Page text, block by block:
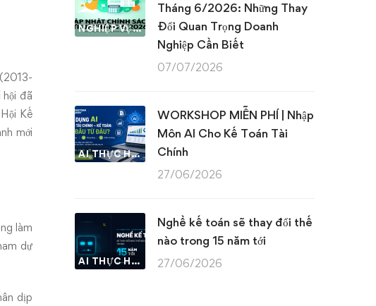
đã
Kế
mới
làm
dự
dịp
NGHIỆP VỤ KẾ TOÁN & THUẾ
Tháng 6/2026: Những Thay
Đổi Quan Trọng Doanh
Nghiệp Cần Biết
07/07/2026
AI THỰC HÀNH
WORKSHOP MIỄN PHÍ | Nhập
Môn AI Cho Kế Toán Tài
Chính
27/06/2026
AI THỰC HÀNH
Nghề kế toán sẽ thay đổi thế
nào trong 15 năm tới
27/06/2026